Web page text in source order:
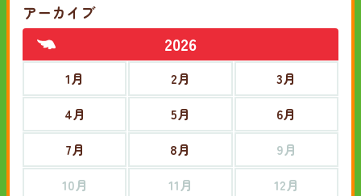
アーカイブ
2026
1月 2月
3月
4月
5月
6月
7月
8月
9月
10月
11月 12月